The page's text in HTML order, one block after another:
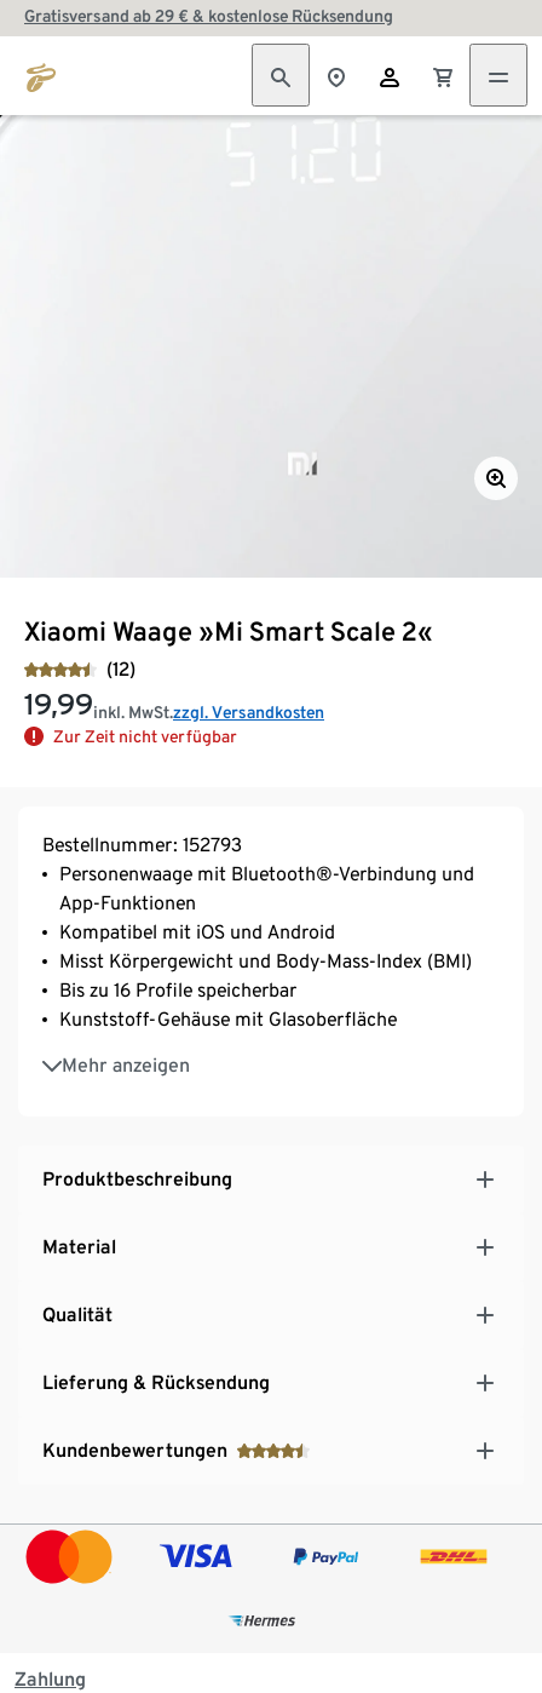
Gratisversand ab 29 € & kostenlose Rücksendung
Xiaomi Waage »Mi Smart Scale 2«
(12)
19,99inkl. MwSt.zzgl. Versandkosten
Zur Zeit nicht verfügbar
Bestellnummer: 152793
Personenwaage mit Bluetooth®-Verbindung und
App-Funktionen
Kompatibel mit iOS und Android
Misst Körpergewicht und Body-Mass-Index (BMI)
Bis zu 16 Profile speicherbar
Kunststoff-Gehäuse mit Glasoberfläche
Mehr anzeigen
Geradliniges Design, stylischer Look – passt als
modernes Accessoire in jedes Badezimmer
Produktbeschreibung
Material
Qualität
Lieferung & Rücksendung
Kundenbewertungen
Zahlung